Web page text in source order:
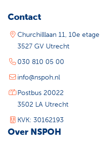
Contact
Churchilllaan 11, 10e etage
3527 GV Utrecht
030 810 05 00
info@nspoh.nl
Postbus 20022
3502 LA Utrecht
KVK: 30162193
Over NSPOH